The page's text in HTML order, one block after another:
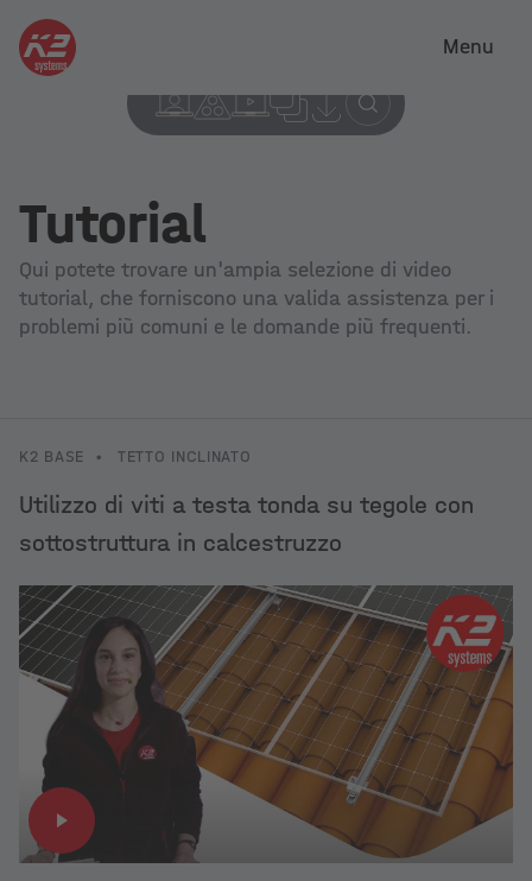
Menu
Tutorial
Qui potete trovare un'ampia selezione di video
tutorial, che forniscono una valida assistenza per i
problemi più comuni e le domande più frequenti.
K2 BASE • TETTO INCLINATO
Utilizzo di viti a testa tonda su tegole con
sottostruttura in calcestruzzo